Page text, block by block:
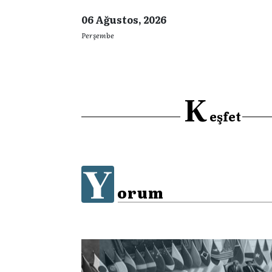
06 Ağustos, 2026
Perşembe
Keşfet
Y orum